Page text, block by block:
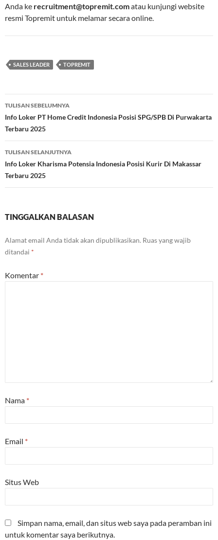
Anda ke recruitment@topremit.comatau kunjungi website
resmi Topremit untuk melamar secara online.
SALES LEADER TOPREMIT
Navigasi
Tulisan
TULISAN SEBELUMNYA
Info Loker PT Home Credit Indonesia Posisi SPG/SPB Di Purwakarta
Terbaru 2025
TULISAN SELANJUTNYA
Info Loker Kharisma Potensia Indonesia Posisi Kurir Di Makassar
Terbaru 2025
TINGGALKAN BALASAN
Alamat email Anda tidak akan dipublikasikan. Ruas yang wajib
ditandai *
Komentar *
Nama *
Email *
Situs Web
Simpan nama, email, dan situs web saya pada peramban ini
untuk komentar saya berikutnya.